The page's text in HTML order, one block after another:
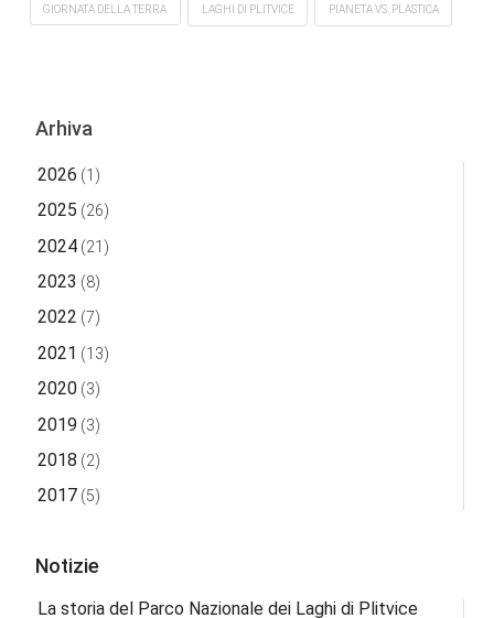
GIORNATA DELLA TERRA LAGHI DI PLITVICE PIANETA VS. PLASTICA
Arhiva
2026 (1)
2025 (26)
2024(21)
2023 (8)
2022 (7)
2021 (13)
2020(3)
2019 (3)
2018 (2)
2017(5)
Notizie
La storia del Parco Nazionale dei Laghi di Plitvice